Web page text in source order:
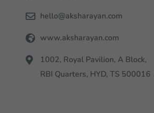
hello@aksharayan.com
www.aksharayan.com
1002, Royal Pavilion, A Block,
RBI Quarters, HYD, TS 500016